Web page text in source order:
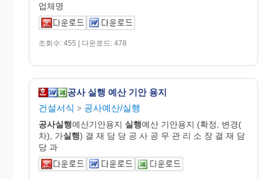
업체명
조회수: 455 | 다운로드: 478
공사 실행 예산 기안 용지
건설서식 > 공사예산/실행
공사실행예산기안용지 실행예산 기안용지 (확정, 변경(
차), 가실행) 결 재 담 당 공 사 공 무 관 리 소 장 결 재 담
당 과